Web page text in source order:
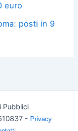
euro
posti in 9
- Privacy